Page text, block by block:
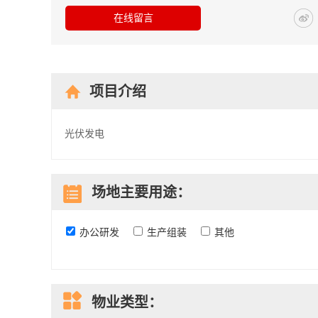
在线留言
项目介绍
光伏发电
场地主要用途：
办公研发 生产组装 其他
物业类型：